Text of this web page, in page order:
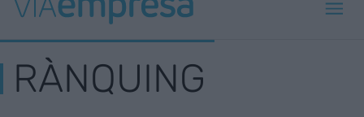
RÀNQUING